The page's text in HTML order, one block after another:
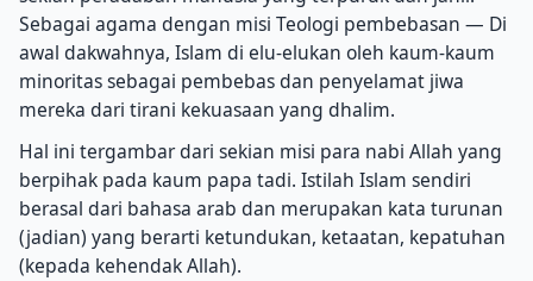
Sebagai agama dengan misi Teologi pembebasan — Di
awal dakwahnya, Islam di elu-elukan oleh kaum-kaum
minoritas sebagai pembebas dan penyelamat jiwa
mereka dari tirani kekuasaan yang dhalim.
Hal ini tergambar dari sekian misi para nabi Allah yang
berpihak pada kaum papa tadi. Istilah Islam sendiri
berasal dari bahasa arab dan merupakan kata turunan
(jadian) yang berarti ketundukan, ketaatan, kepatuhan
(kepada kehendak Allah).